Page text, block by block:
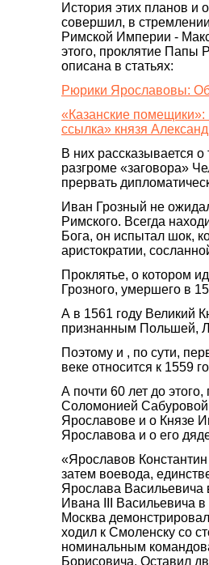
История этих планов и
совершил, в
Римской Империи -
этого, проклятие Папы
описана в статьях:
Рюрики Ярославовы:
«Казанские
ссылка» князя
В них рассказывается
разгроме «заговора»
прервать
Иван Грозный не
Римского. Всегда
Бога, он испытал шок,
аристократии,
Проклятье, о котором
Грозного, умершего в
А в 1561 году Великий
признанным Польшей,
Поэтому и , по сути,
веке относится к 1559
А почти 60 лет до
Соломонией
Ярославове и о Князе
Ярославова и о его
«Ярославов
затем воевода,
Ярослава Васильевича
Ивана III Васильевича в
Москва
ходил к Смоленску со
номинальным
Борисовича. Оставил